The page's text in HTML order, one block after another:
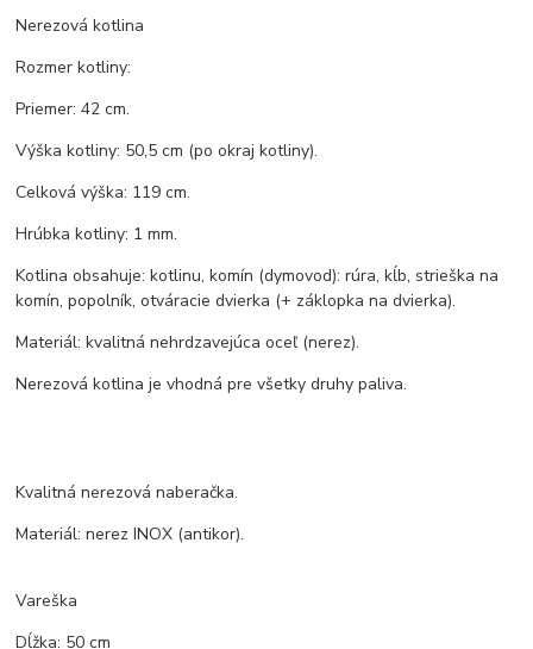
Nerezová kotlina
Rozmer kotliny:
Priemer: 42 cm.
Výška kotliny: 50,5 cm (po okraj kotliny).
Celková výška: 119 cm.
Hrúbka kotliny: 1 mm.
Kotlina obsahuje: kotlinu, komín (dymovod): rúra, kĺb, strieška na
komín, popolník, otváracie dvierka (+ záklopka na dvierka).
Materiál: kvalitná nehrdzavejúca oceľ (nerez).
Nerezová kotlina je vhodná pre všetky druhy paliva.
Kvalitná nerezová naberačka.
Materiál: nerez INOX (antikor).
Vareška
Dĺžka: 50 cm